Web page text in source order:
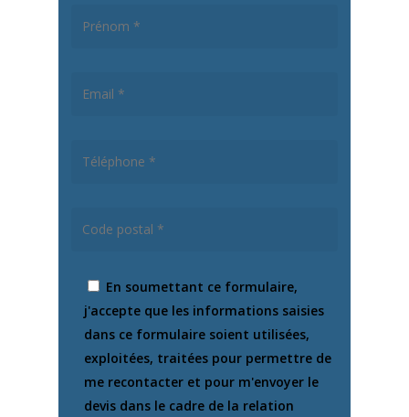
En soumettant ce formulaire,
j'accepte que les informations saisies
dans ce formulaire soient utilisées,
exploitées, traitées pour permettre de
me recontacter et pour m'envoyer le
devis dans le cadre de la relation